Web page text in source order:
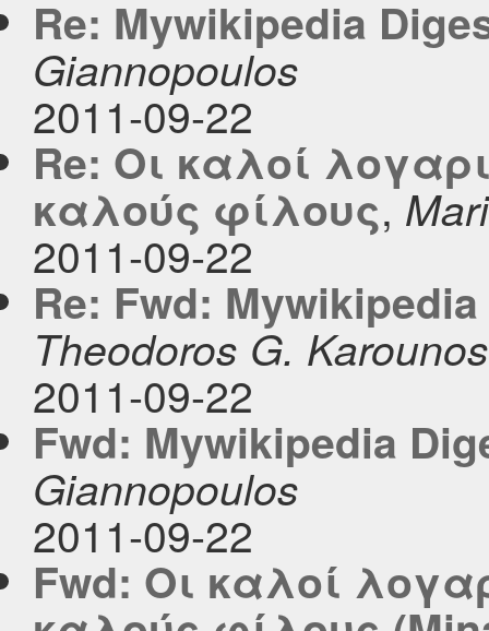
Re: Mywikipedia
Giannopoulos
2011-09-22
Re: Οι καλοί
καλούς φίλους,
2011-09-22
Re: Fwd:
Theodoros G. Karounos
2011-09-22
Fwd: Mywikipedia
Giannopoulos
2011-09-22
Fwd: Οι καλοί